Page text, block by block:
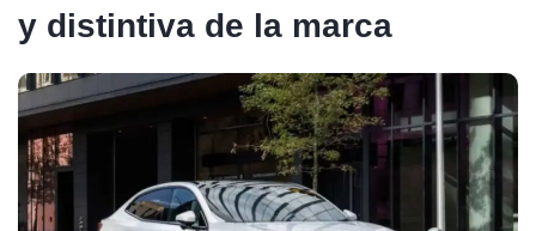
y distintiva de la marca